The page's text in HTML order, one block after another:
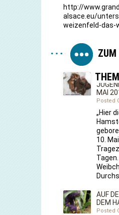
http://
alsace.eu/
weizenfeld-das-
ZUM
DIE
MAI
Posted
„Hier
10.
AUF
DEM
Posted